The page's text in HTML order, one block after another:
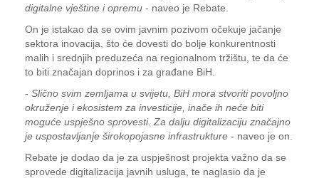
digitalne vještine i opremu - naveo je Rebate.
On je istakao da se ovim javnim pozivom očekuje jačanje
sektora inovacija, što će dovesti do bolje konkurentnosti
malih i srednjih preduzeća na regionalnom tržištu, te da će
to biti značajan doprinos i za građane BiH.
- Slično svim zemljama u svijetu, BiH mora stvoriti povoljno
okruženje i ekosistem za investicije, inače ih neće biti
moguće uspješno sprovesti. Za dalju digitalizaciju značajno
je uspostavljanje širokopojasne infrastrukture - naveo je on.
Rebate je dodao da je za uspješnost projekta važno da se
sprovede digitalizacija javnih usluga, te naglasio da je